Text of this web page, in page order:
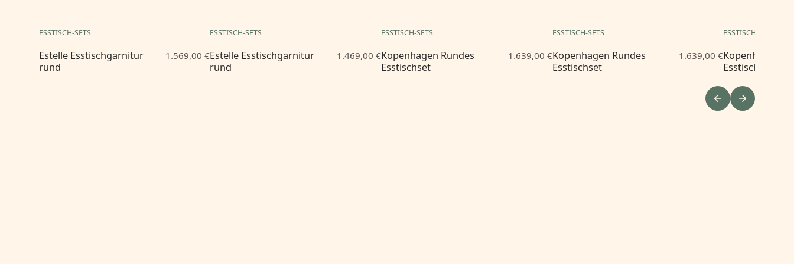
ESSTISCH-SETS
Estelle Esstischgarnitur
rund
1.569,00 €
ESSTISCH-SETS
Estelle Esstischgarnitur
rund
1.469,00 €
ESSTISCH-SETS
Kopenhagen Rundes
Esstischset
1.639,00 €
ESSTISCH-SETS
Kopenhagen Rundes
Esstischset
1.639,00 €
ESSTISCH-SETS
Kopenhagen
Esstischset